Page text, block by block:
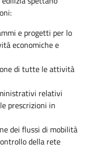
e progetti per lo
economiche e
di tutte le attività
relativi
prescrizioni in
dei flussi di mobilità
della rete